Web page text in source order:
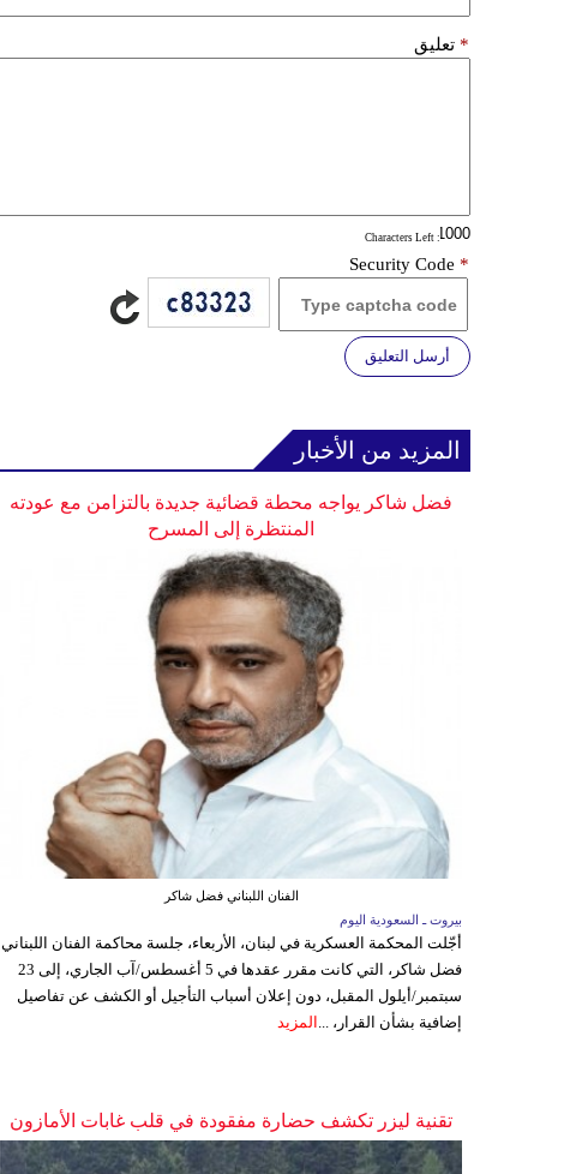
تعليق *
: Characters Left
Security Code *
أرسل التعليق
المزيد من الأخبار
فضل شاكر يواجه محطة قضائية جديدة بالتزامن مع عودته
المنتظرة إلى المسرح
الفنان اللبناني فضل شاكر
بيروت ـ السعودية اليوم
أجّلت المحكمة العسكرية في لبنان، الأربعاء، جلسة محاكمة الفنان اللبناني
فضل شاكر، التي كانت مقرر عقدها في 5 أغسطس/آب الجاري، إلى 23
سبتمبر/أيلول المقبل، دون إعلان أسباب التأجيل أو الكشف عن تفاصيل
إضافية بشأن القرار، ... المزيد
تقنية ليزر تكشف حضارة مفقودة في قلب غابات الأمازون